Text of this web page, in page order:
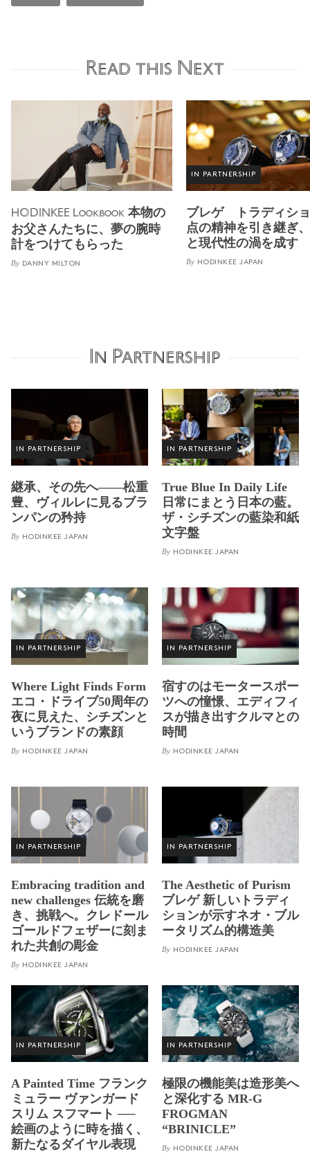
Read this Next
HODINKEE Lookbook 本物の
お父さんたちに、夢の腕時
計をつけてもらった
By DANNY MILTON
IN PARTNERSHIP
ブレゲ トラディシ
点の精神を引き継ぎ
と現代性の渦を成す
By HODINKEE JAPAN
In Partnership
IN PARTNERSHIP
継承、その先へ——松重
豊、ヴィルレに見るブラ
ンパンの矜持
By HODINKEE JAPAN
IN PARTNERSHIP
True Blue In Daily Life
日常にまとう日本の藍。
ザ・シチズンの藍染和紙
文字盤
By HODINKEE JAPAN
IN PARTNERSHIP
Where Light Finds Form
エコ・ドライブ50周年の
夜に見えた、シチズンと
いうブランドの素顔
By HODINKEE JAPAN
IN PARTNERSHIP
宿すのはモータースポー
ツへの憧憬、エディフィ
スが描き出すクルマとの
時間
By HODINKEE JAPAN
IN PARTNERSHIP
Embracing tradition and
new challenges 伝統を磨
き、挑戦へ。クレドール
ゴールドフェザーに刻ま
れた共創の彫金
By HODINKEE JAPAN
IN PARTNERSHIP
The Aesthetic of Purism
ブレゲ 新しいトラディ
ションが示すネオ・ブル
ータリズム的構造美
By HODINKEE JAPAN
IN PARTNERSHIP
A Painted Time フランク
ミュラー ヴァンガード
スリム スフマート ──
絵画のように時を描く、
新たなるダイヤル表現
IN PARTNERSHIP
極限の機能美は造形美へ
と深化する MR-G
FROGMAN
“BRINICLE”
By HODINKEE JAPAN